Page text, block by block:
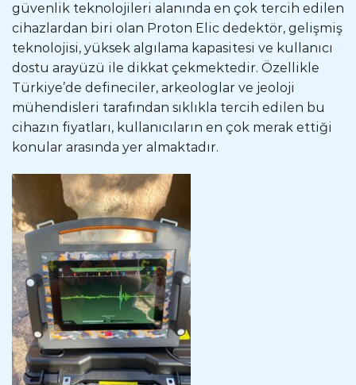
güvenlik teknolojileri alanında en çok tercih edilen
cihazlardan biri olan Proton Elic dedektör, gelişmiş
teknolojisi, yüksek algılama kapasitesi ve kullanıcı
dostu arayüzü ile dikkat çekmektedir. Özellikle
Türkiye’de defineciler, arkeologlar ve jeoloji
mühendisleri tarafından sıklıkla tercih edilen bu
cihazın fiyatları, kullanıcıların en çok merak ettiği
konular arasında yer almaktadır.